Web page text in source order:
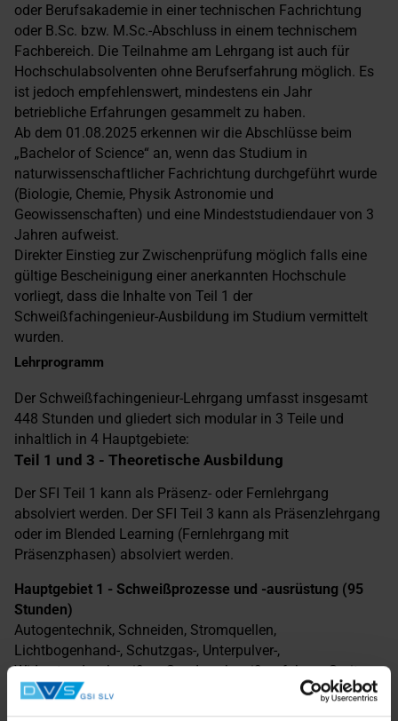
oder Berufsakademie in einer technischen Fachrichtung
oder B.Sc. bzw. M.Sc.-Abschluss in einem technischem
Fachbereich. Die Teilnahme am Lehrgang ist auch für
Hochschulabsolventen ohne Berufserfahrung möglich. Es
ist jedoch empfehlenswert, mindestens ein Jahr
betriebliche Erfahrungen gesammelt zu haben.
Ab dem 01.08.2025 erkennen wir die Abschlüsse beim
„Bachelor of Science“ an, wenn das Studium in
naturwissenschaftlicher Fachrichtung durchgeführt wurde
(Biologie, Chemie, Physik Astronomie und
Geowissenschaften) und eine Mindeststudiendauer von 3
Jahren aufweist.
Direkter Einstieg zur Zwischenprüfung möglich falls eine
gültige Bescheinigung einer anerkannten Hochschule
vorliegt, dass die Inhalte von Teil 1 der
Schweißfachingenieur-Ausbildung im Studium vermittelt
wurden.
Lehrprogramm
Der Schweißfachingenieur-Lehrgang umfasst insgesamt
448 Stunden und gliedert sich modular in 3 Teile und
inhaltlich in 4 Hauptgebiete:
Teil 1 und 3 - Theoretische Ausbildung
Der SFI Teil 1 kann als Präsenz- oder Fernlehrgang
absolviert werden. Der SFI Teil 3 kann als Präsenzlehrgang
oder im Blended Learning (Fernlehrgang mit
Präsenzphasen) absolviert werden.
Hauptgebiet 1 - Schweißprozesse und -ausrüstung (95
Stunden)
Autogentechnik, Schneiden, Stromquellen,
Lichtbogenhand-, Schutzgas-, Unterpulver-,
Widerstandsschweißen, Sonderschweißverfahren, Spritzen,
Löten, Fügen, Automatisieren